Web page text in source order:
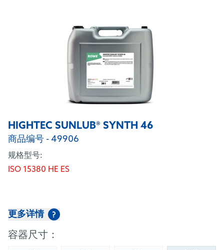
HIGHTEC SUNLUB® SYNTH 46
商品编号 - 49906
规格型号:
ISO 15380 HE ES
更多详情 ?
容器尺寸：